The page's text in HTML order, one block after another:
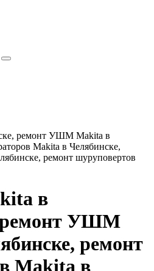
ремонт УШМ Makita в
Makita в Челябинске,
ремонт шуруповертов
в
ремонт УШМ
ремонт
Makita в